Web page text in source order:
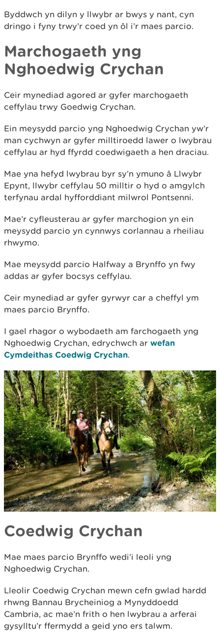
Byddwch yn dilyn y llwybr ar bwys y nant, cyn
dringo i fyny trwy’r coed yn ôl i’r maes parcio.
Marchogaeth yng
Nghoedwig Crychan
Ceir mynediad agored ar gyfer marchogaeth
ceffylau trwy Goedwig Crychan.
Ein meysydd parcio yng Nghoedwig Crychan yw’r
man cychwyn ar gyfer milltiroedd lawer o lwybrau
ceffylau ar hyd ffyrdd coedwigaeth a hen draciau.
Mae yna hefyd lwybrau byr sy’n ymuno â Llwybr
Epynt, llwybr ceffylau 50 milltir o hyd o amgylch
terfynau ardal hyfforddiant milwrol Pontsenni.
Mae’r cyfleusterau ar gyfer marchogion yn ein
meysydd parcio yn cynnwys corlannau a rheiliau
rhwymo.
Mae meysydd parcio Halfway a Brynffo yn fwy
addas ar gyfer bocsys ceffylau.
Ceir mynediad ar gyfer gyrwyr car a cheffyl ym
maes parcio Brynffo.
I gael rhagor o wybodaeth am farchogaeth yng
Nghoedwig Crychan, edrychwch ar wefan
Cymdeithas Coedwig Crychan.
Coedwig Crychan
Mae maes parcio Brynffo wedi’i leoli yng
Nghoedwig Crychan.
Lleolir Coedwig Crychan mewn cefn gwlad hardd
rhwng Bannau Brycheiniog a Mynyddoedd
Cambria, ac mae’n frith o hen lwybrau a arferai
gysylltu’r ffermydd a geid yno ers talwm.